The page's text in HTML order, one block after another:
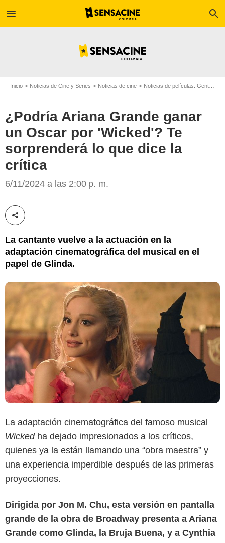
menu search
Inicio Noticias de Cine y Series Noticias de cine Noticias de películas: Gente
¿Podría Ariana Grande ganar
un Oscar por 'Wicked'? Te
sorprenderá lo que dice la
crítica
6/11/2024 a las 2:00 p. m.
Compartir esta noticia
La cantante vuelve a la actuación en la
adaptación cinematográfica del musical en el
papel de Glinda.
La adaptación cinematográfica del famoso musical
Wickedha dejado impresionados a los críticos,
quienes ya la están llamando una “obra maestra” y
una experiencia imperdible después de las primeras
proyecciones.
Dirigida por Jon M. Chu, esta versión en pantalla
grande de la obra de Broadway presenta a Ariana
Grande como Glinda, la Bruja Buena, y a Cynthia